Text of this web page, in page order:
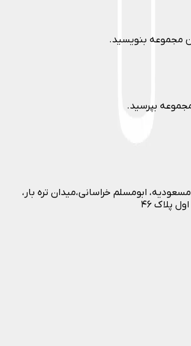
مجموعه بنویسید.
بپرسید.
مسعودیه، ابومسلم خراسانی،میدان تره بار،
پلاک ۴۶